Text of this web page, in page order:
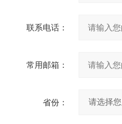
联系电话：
常用邮箱：
省份：